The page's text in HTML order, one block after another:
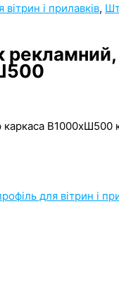
і прилавків,
рекламний,
В1000хШ500
для вітрин і